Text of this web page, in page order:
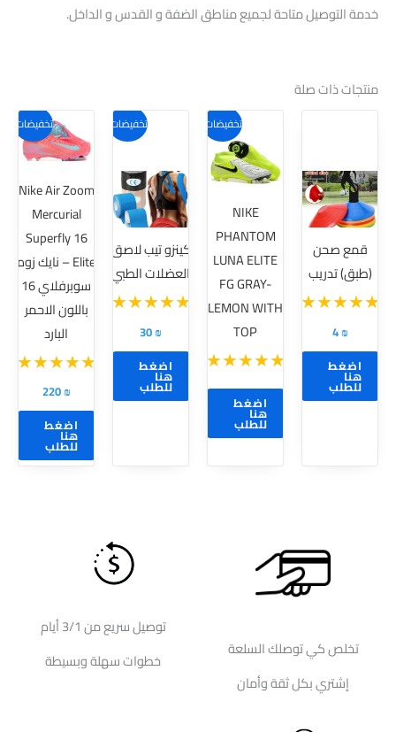
خدمة التوصيل متاحة لجميع مناطق الضفة و القدس و الداخل.
منتجات ذات صلة
قمع صحن
(طبق) تدريب
4₪
اضغط
هنا
للطلب
تخفيضات!
NIKE
PHANTOM
LUNA ELITE
FG GRAY-
LEMON WITH
TOP
اضغط
هنا
للطلب
تخفيضات!
كينزو تيب لاصق
العضلات الطبي
30₪
اضغط
هنا
للطلب
تخفيضات!
Nike Air Zoom
Mercurial
Superfly 16
Elite – نايك زوم
سوبرفلاي 16
باللون الاحمر
البارد
220₪
اضغط
هنا
للطلب
هناك
العديد
الأشكال
المختلفة
لهذا
المنتج.
يمكن
اختيار
الخيارات
على
صفحة
المنتج
تخلص كي توصلك السلعة
إشتري بكل ثقة وأمان
توصيل سريع من 3/1 أيام
خطوات سهلة وبسيطة